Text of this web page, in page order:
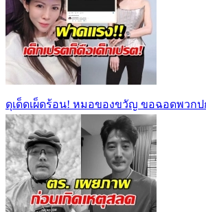
ดุเด็ดเผ็ดร้อน! หมอของขวัญ ขอฉอดพวก